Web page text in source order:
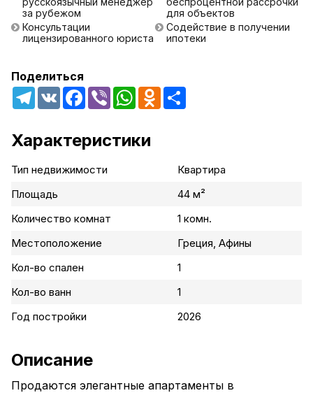
за рубежом
Консультации
лицензированного юриста
для объектов
Содействие в получении
ипотеки
Поделиться
Telegram
VK Facebook
Viber WhatsAppOdnoklassniki
Характеристики
Тип недвижимости
Квартира
Площадь
44 м²
Количество комнат
1 комн.
Местоположение
Греция, Афины
Кол-во спален
1
Кол-во ванн
1
Год постройки
2026
Описание
Продаются элегантные апартаменты в